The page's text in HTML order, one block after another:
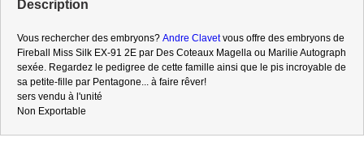
Description
Vous rechercher des embryons? Andre Clavetvous offre des embryons de
Fireball Miss Silk EX-91 2E par Des Coteaux Magella ou Marilie Autograph
sexée. Regardez le pedigree de cette famille ainsi que le pis incroyable de
sa petite-fille par Pentagone... à faire rêver!
sers vendu à l'unité
Non Exportable